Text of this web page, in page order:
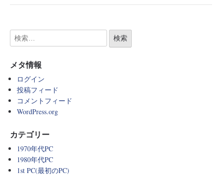
メタ情報
ログイン
投稿フィード
コメントフィード
WordPress.org
カテゴリー
1970年代PC
1980年代PC
1st PC(最初のPC)